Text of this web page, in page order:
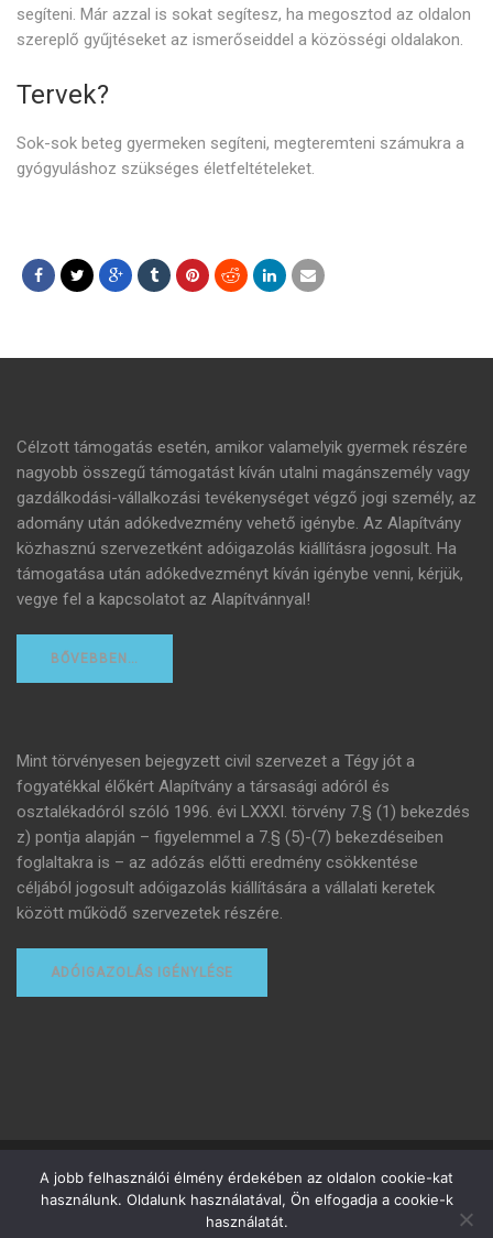
segíteni. Már azzal is sokat segítesz, ha megosztod az oldalon
szereplő gyűjtéseket az ismerőseiddel a közösségi oldalakon.
Tervek?
Sok-sok beteg gyermeken segíteni, megteremteni számukra a
gyógyuláshoz szükséges életfeltételeket.
Célzott támogatás esetén, amikor valamelyik gyermek részére
nagyobb összegű támogatást kíván utalni magánszemély vagy
gazdálkodási-vállalkozási tevékenységet végző jogi személy, az
adomány után adókedvezmény vehető igénybe. Az Alapítvány
közhasznú szervezetként adóigazolás kiállításra jogosult. Ha
támogatása után adókedvezményt kíván igénybe venni, kérjük,
vegye fel a kapcsolatot az Alapítvánnyal!
BŐVEBBEN…
Mint törvényesen bejegyzett civil szervezet a Tégy jót a
fogyatékkal élőkért Alapítvány a társasági adóról és
osztalékadóról szóló 1996. évi LXXXI. törvény 7.§ (1) bekezdés
z) pontja alapján – figyelemmel a 7.§ (5)-(7) bekezdéseiben
foglaltakra is – az adózás előtti eredmény csökkentése
céljából jogosult adóigazolás kiállítására a vállalati keretek
között működő szervezetek részére.
ADÓIGAZOLÁS IGÉNYLÉSE
Minden jog fenntartva
Adóigazolás igénylése
A jobb felhasználói élmény érdekében az oldalon cookie-kat
használunk. Oldalunk használatával, Ön elfogadja a cookie-k
használatát.